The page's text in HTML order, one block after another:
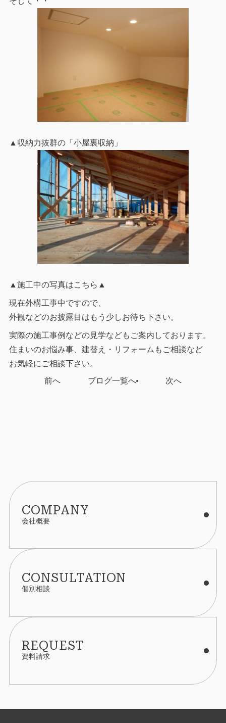
▲収納力抜群の「小屋裏収納」
▲施工中の写真はこちら▲
現在外構工事中ですので、
外観などのお披露目はもう少しお待ち下さい。
実際の施工事例などの見学などもご案内しております。
住まいのお悩み事、建替え・リフォームもご相談など
お気軽にご相談下さい。
前へ
ブログ一覧へ 次へ
COMPANY
会社概要
CONSULTATION
個別相談
REQUEST
資料請求